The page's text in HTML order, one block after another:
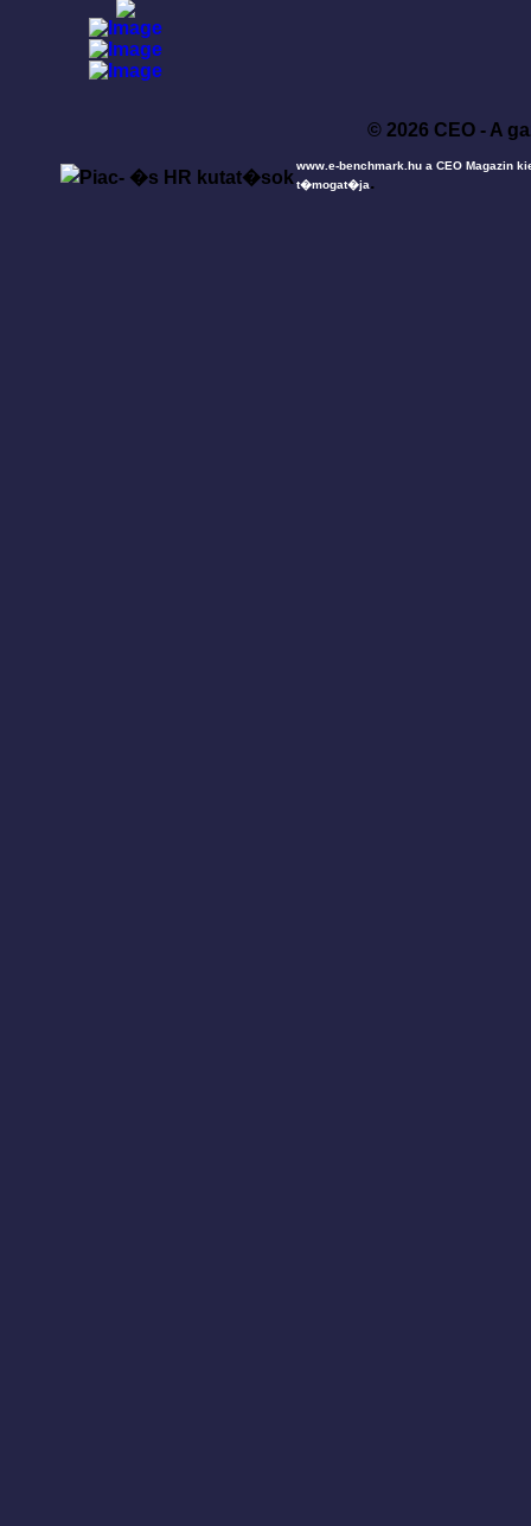
© 2026 CEO - A
www.e-benchmark.hu a CEO Magazin
t�mogat�ja.